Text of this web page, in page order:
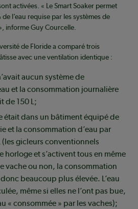
activées. « Le Smart Soaker permet
l’eau requise par les systèmes de
informe Guy Courcelle.
de Floride a comparé trois
avec une ventilation identique :
aucun système de
et la consommation journalière
de 150 L;
était dans un bâtiment équipé de
et la consommation d’eau par
(les gicleurs conventionnels
horloge et s’activent tous en même
vache ou non, la consommation
beaucoup plus élevée. L’eau
même si elles ne l’ont pas bue,
« consommée » par les vaches);